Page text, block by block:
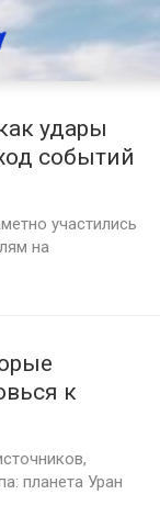
удары
событий
участились
на
к
планета Уран